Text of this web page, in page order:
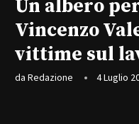
Un albero
Vincenzo
vittime sul
da Redazione 4 Luglio